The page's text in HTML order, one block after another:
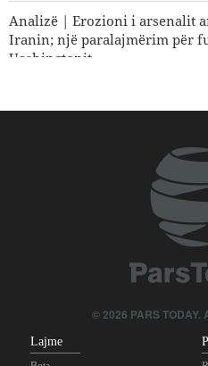
Analizë | Erozioni i arsenalit
Iranin; një paralajmërim për
Uashingtonit
vendeve të rajonit është një
Si po shpërbëhet koalicioni i
© 2026 PARS
Lajme